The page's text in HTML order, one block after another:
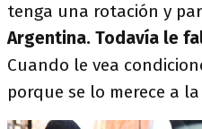
tenga una rotación y
Argentina. Todavía le
Cuando le vea
porque se lo merece a